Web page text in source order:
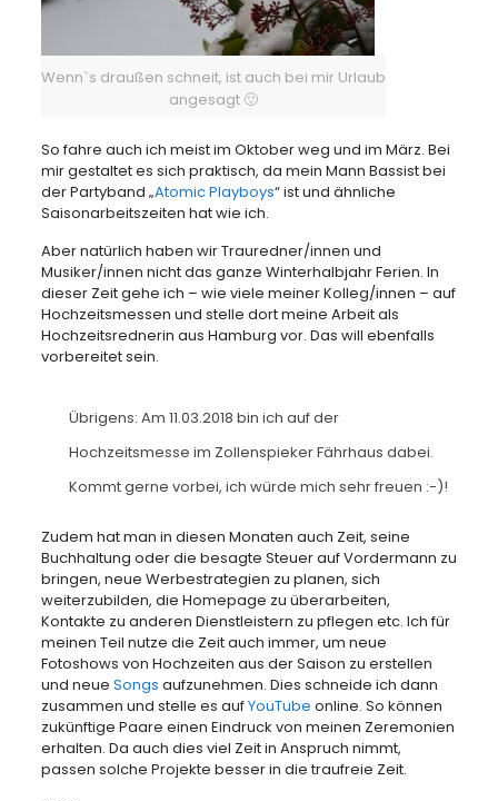
Wenn`s draußen schneit, ist auch bei mir Urlaub
angesagt 🙂
So fahre auch ich meist im Oktober weg und im März. Bei
mir gestaltet es sich praktisch, da mein Mann Bassist bei
der Partyband „Atomic Playboys“ ist und ähnliche
Saisonarbeitszeiten hat wie ich.
Aber natürlich haben wir Trauredner/innen und
Musiker/innen nicht das ganze Winterhalbjahr Ferien. In
dieser Zeit gehe ich – wie viele meiner Kolleg/innen – auf
Hochzeitsmessen und stelle dort meine Arbeit als
Hochzeitsrednerin aus Hamburg vor. Das will ebenfalls
vorbereitet sein.
Übrigens: Am 11.03.2018 bin ich auf der
Hochzeitsmesse im Zollenspieker Fährhaus dabei.
Kommt gerne vorbei, ich würde mich sehr freuen :-)!
Zudem hat man in diesen Monaten auch Zeit, seine
Buchhaltung oder die besagte Steuer auf Vordermann zu
bringen, neue Werbestrategien zu planen, sich
weiterzubilden, die Homepage zu überarbeiten,
Kontakte zu anderen Dienstleistern zu pflegen etc. Ich für
meinen Teil nutze die Zeit auch immer, um neue
Fotoshows von Hochzeiten aus der Saison zu erstellen
und neue Songs aufzunehmen. Dies schneide ich dann
zusammen und stelle es aufYouTube online. So können
zukünftige Paare einen Eindruck von meinen Zeremonien
erhalten. Da auch dies viel Zeit in Anspruch nimmt,
passen solche Projekte besser in die traufreie Zeit.